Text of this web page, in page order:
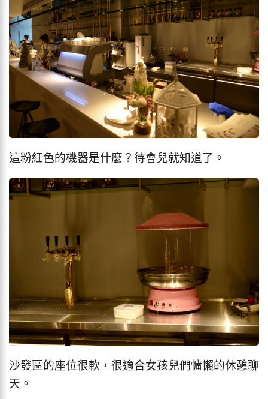
這粉紅色的機器是什麼？待會兒就知道了。
沙發區的座位很軟，很適合女孩兒們慵懶的休憩聊
天。